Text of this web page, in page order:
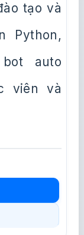
tạo và
Python,
auto
viên và